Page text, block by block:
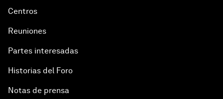
Centros
Reuniones
Partes interesadas
Historias del Foro
Notas de prensa